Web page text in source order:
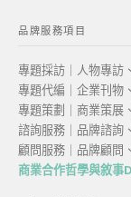
品牌服務項目
專題採訪｜人物專訪
專題代編｜企業刊物
專題策劃｜商業策展
諮詢服務｜品牌諮詢
顧問服務｜品牌顧問
商業合作哲學與敘事